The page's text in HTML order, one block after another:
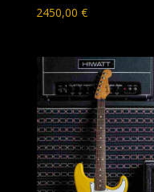
2450,00 €